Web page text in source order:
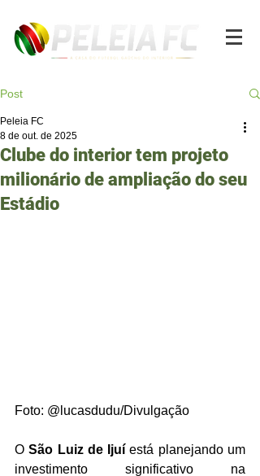
Post
Clube do interior tem projeto
milionário de ampliação do seu
Estádio
Peleia FC
8 de out. de 2025
Foto: @lucasdudu/Divulgação
O São Luiz de Ijuí está planejando um
investimento significativo na